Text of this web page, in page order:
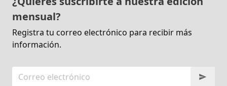
mensual?
Registra tu correo electrónico para recibir más
información.